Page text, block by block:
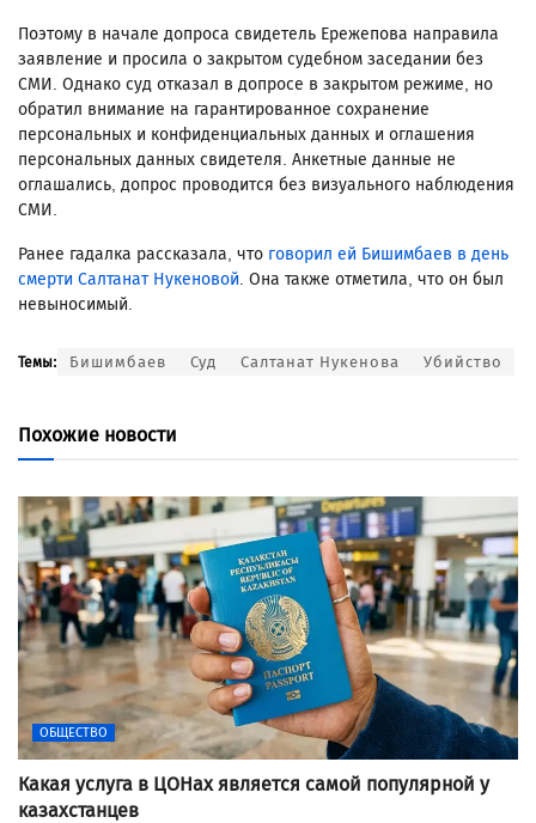
Поэтому в начале допроса свидетель Ережепова направила
заявление и просила о закрытом судебном заседании без
СМИ. Однако суд отказал в допросе в закрытом режиме, но
обратил внимание на гарантированное сохранение
персональных и конфиденциальных данных и оглашения
персональных данных свидетеля. Анкетные данные не
оглашались, допрос проводится без визуального наблюдения
СМИ.
Ранее гадалка рассказала, что говорил ей Бишимбаев в день
смерти Салтанат Нукеновой. Она также отметила, что он был
невыносимый.
Темы: Бишимбаев Суд Салтанат Нукенова Убийство
Похожие новости
ОБЩЕСТВО
Какая услуга в ЦОНах является самой популярной у
казахстанцев